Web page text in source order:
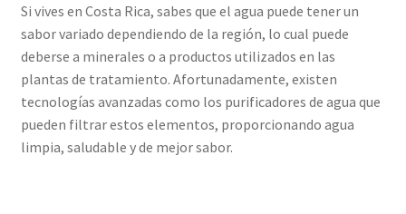
Si vives en Costa Rica, sabes que el agua puede tener un
sabor variado dependiendo de la región, lo cual puede
deberse a minerales o a productos utilizados en las
plantas de tratamiento. Afortunadamente, existen
tecnologías avanzadas como los purificadores de agua que
pueden filtrar estos elementos, proporcionando agua
limpia, saludable y de mejor sabor.